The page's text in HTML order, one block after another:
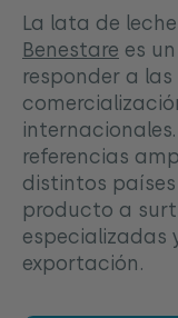
La lata de
Benestare es
responder a
referencias
distintos
producto a
especializadas
exportación.